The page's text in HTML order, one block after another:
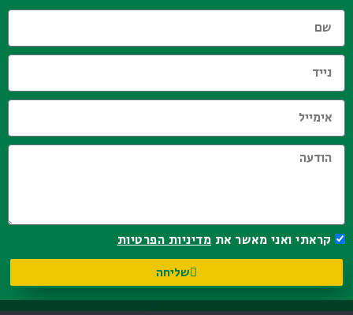
קראתי ואני מאשר את מדיניות הפרטיות
שליחה